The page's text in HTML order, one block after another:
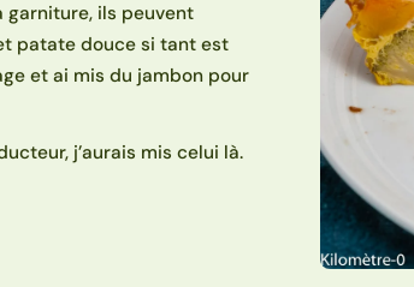
garniture, ils peuvent
patate douce si tant est
et ai mis du jambon pour
j’aurais mis celui là.